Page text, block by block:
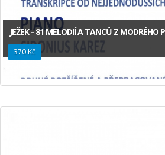
JEŽEK - 81 MELODIÍ A TANCŮ Z MODRÉHO
370 Kč